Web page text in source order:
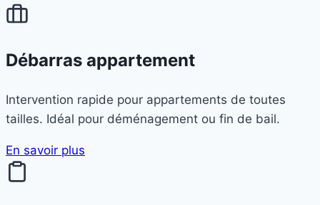
Débarras appartement
Intervention rapide pour appartements de toutes
tailles. Idéal pour déménagement ou fin de bail.
En savoir plus